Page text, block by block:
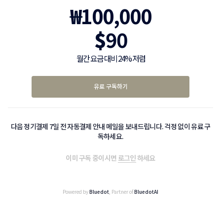
₩100,000
$90
월간 요금 대비 24% 저렴
유료 구독하기
다음 정기결제 7일 전 자동결제 안내 메일을 보내드립니다. 걱정 없이 유료 구
독하세요.
이미 구독 중이시면 로그인하세요
Powered byBluedot, Partner ofBluedotAI